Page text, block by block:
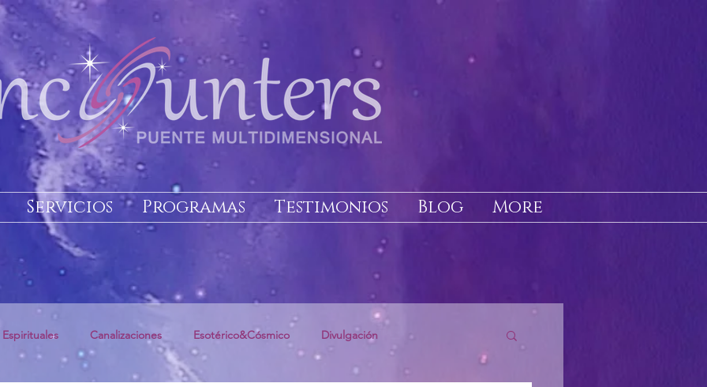
Canalizaciones Esotérico&Cósmico Divulgación
Servicios Programas Testimonios Blog More